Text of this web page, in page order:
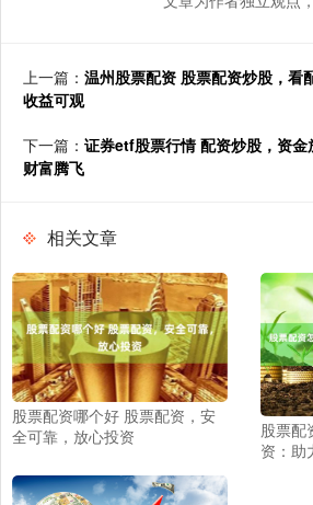
上一篇： 温州股票配资 股票配资炒股，看
收益可观
下一篇： 证券etf股票行情 配资炒股，资
财富腾飞
相关文章
股票配资哪个好 股票配资，安
全可靠，放心投资
股票配
资：助